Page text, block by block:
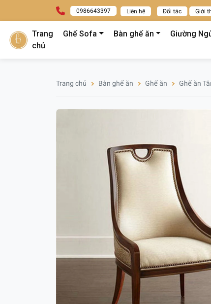
0986643397 Liên hệ Đối tác Giới
Trang
chủ
Ghế Sofa Bàn ghế ăn Giường
Trang chủ Bàn ghế ăn Ghế ăn Ghế ăn